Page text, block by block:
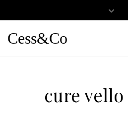
Cess&Co
cure vello